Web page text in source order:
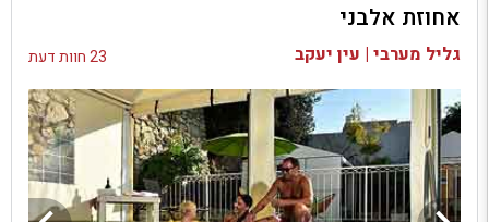
בדיקת זמינות ומחירים
אחוזת אלבני
גליל מערבי | עין יעקב 23 חוות דעת